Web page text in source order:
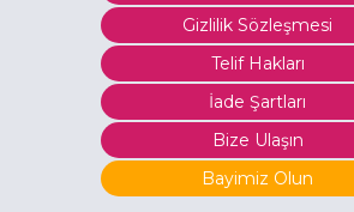
Gizlilik Sözleşmesi
Telif Hakları
İade Şartları
Bize Ulaşın
Bayimiz Olun